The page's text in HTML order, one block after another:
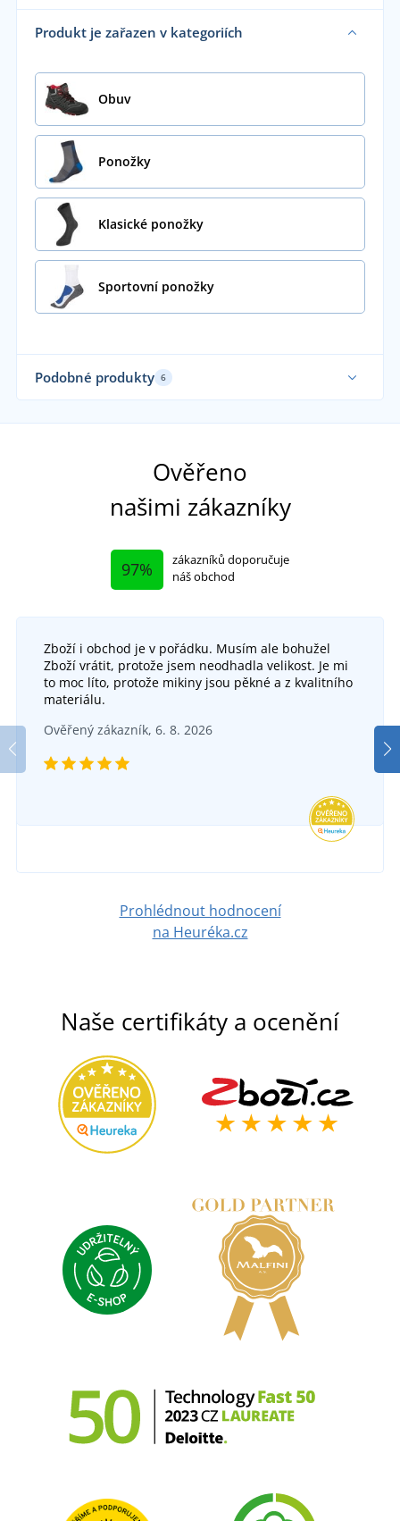
Produkt je zařazen v kategoriích
Obuv
Ponožky
Klasické ponožky
Sportovní ponožky
Podobné produkty 6
Sami oblékáme
Ponožky THERMOULTRA
129 Kč
Ověřeno
našimi zákazníky
97%
zákazníků doporučuje
náš obchod
Zboží i obchod je v pořádku. Musím ale bohužel
Zboží vrátit, protože jsem neodhadla velikost. Je mi
to moc líto, protože mikiny jsou pěkné a z kvalitního
materiálu.
Ověřený zákazník, 6. 8. 2026
Prohlédnout hodnocení
na Heuréka.cz
Naše certifikáty a ocenění